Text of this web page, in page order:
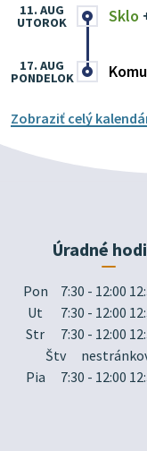
Sklo
11. AUG
UTOROK
17. AUG
PONDELOK
Zobraziť celý
Úradné
Pon
7:30 - 12:00
Ut
7:30 - 12:00
Str
7:30 - 12:00
Štv
Pia
7:30 - 12:00